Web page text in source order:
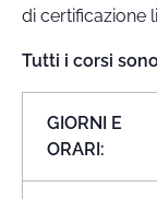
di certificazione
Tutti i corsi
GIORNI E
ORARI: